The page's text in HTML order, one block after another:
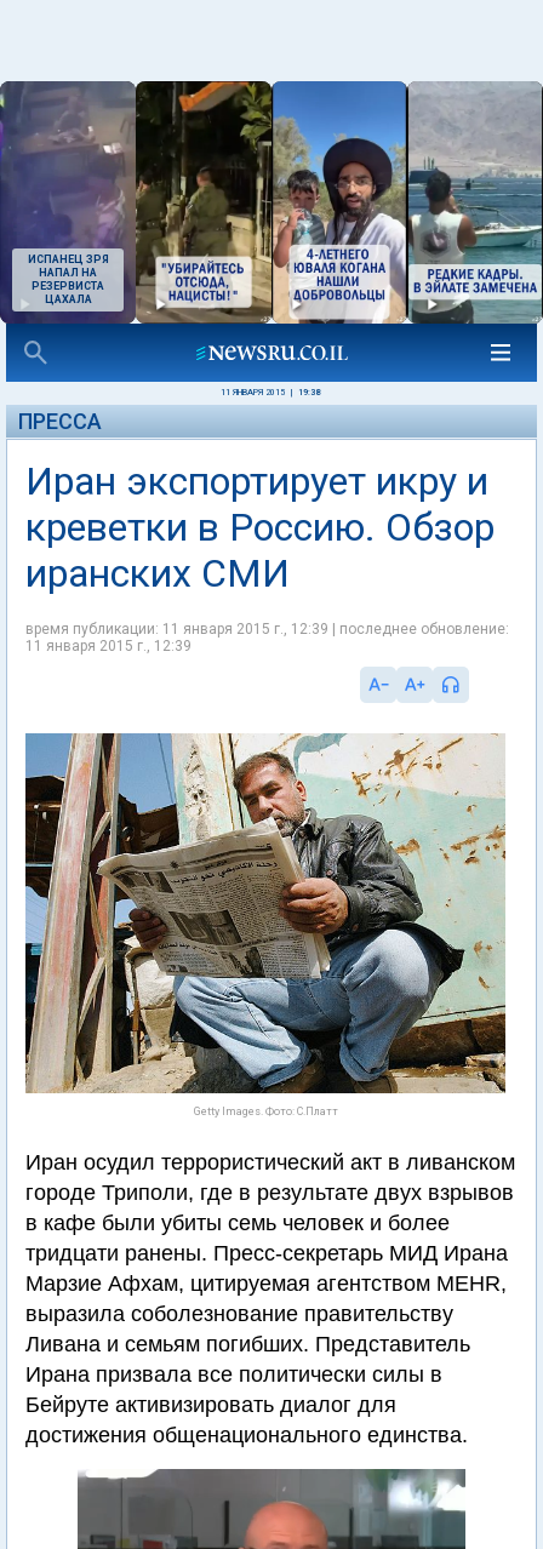
ИСПАНЕЦ ЗРЯ
НАПАЛ НА
РЕЗЕРВИСТА
ЦАХАЛА
11 ЯНВАРЯ 2015 19:38
ПРЕССА
Иран экспортирует икру и
креветки в Россию. Обзор
иранских СМИ
время публикации: 11 января 2015 г., 12:39 | последнее обновление:
11 января 2015 г., 12:39
Getty Images. Фото: С.Платт
Иран осудил террористический акт в ливанском
городе Триполи, где в результате двух взрывов
в кафе были убиты семь человек и более
тридцати ранены. Пресс-секретарь МИД Ирана
Марзие Афхам, цитируемая агентством MEHR,
выразила соболезнование правительству
Ливана и семьям погибших. Представитель
Ирана призвала все политически силы в
Бейруте активизировать диалог для
достижения общенационального единства.